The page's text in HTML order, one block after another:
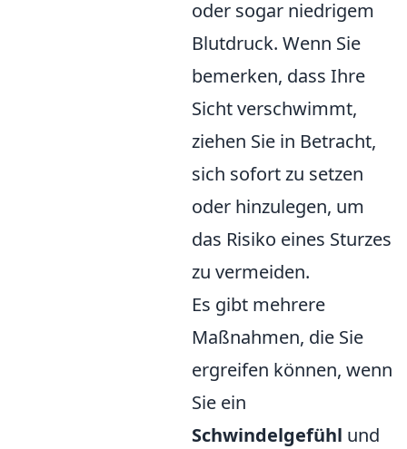
oder sogar niedrigem
Blutdruck. Wenn Sie
bemerken, dass Ihre
Sicht verschwimmt,
ziehen Sie in Betracht,
sich sofort zu setzen
oder hinzulegen, um
das Risiko eines Sturzes
zu vermeiden.
Es gibt mehrere
Maßnahmen, die Sie
ergreifen können, wenn
Sie ein
Schwindelgefühl und